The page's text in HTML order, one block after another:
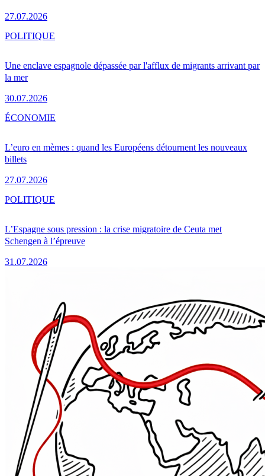
27.07.2026
Une enclave espagnole dépassée par l'afflux de migrants arrivant par
la mer
30.07.2026
POLITIQUE
L’euro en mèmes : quand les Européens détournent les nouveaux
billets
27.07.2026
ÉCONOMIE
L’Espagne sous pression : la crise migratoire de Ceuta met
Schengen à l’épreuve
31.07.2026
POLITIQUE